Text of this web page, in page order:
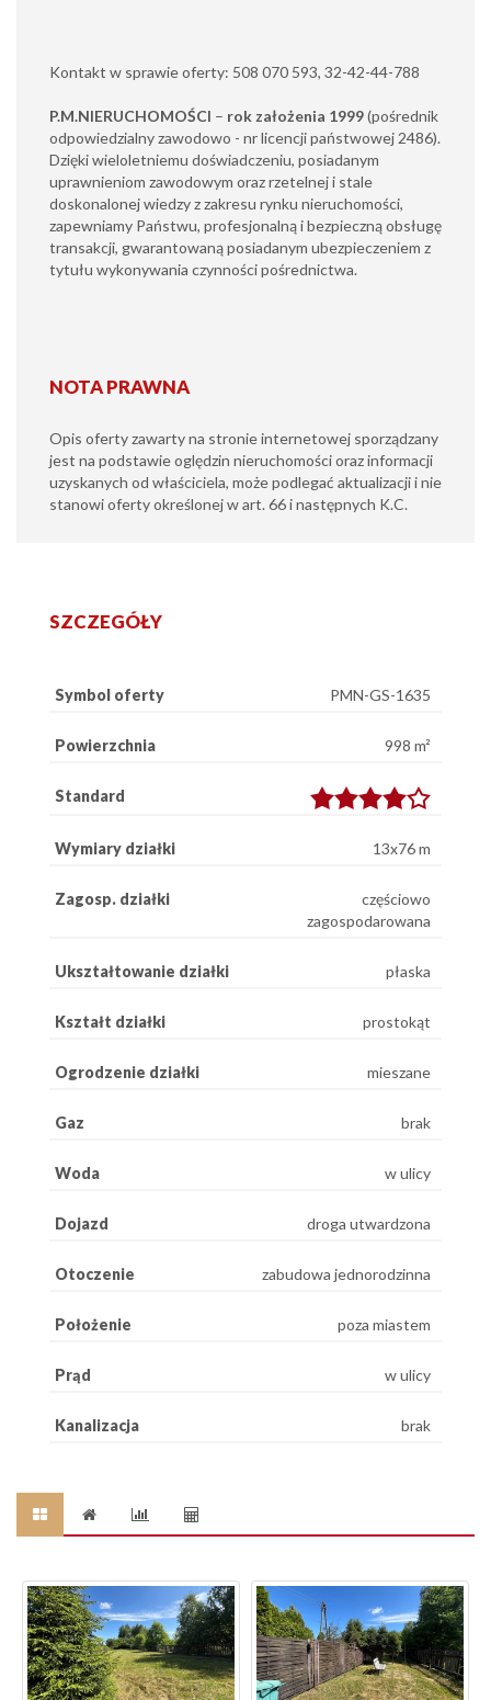
Kontakt w sprawie oferty: 508 070 593, 32-42-44-788
P.M.NIERUCHOMOŚCI – rok założenia 1999(pośrednik
odpowiedzialny zawodowo - nr licencji państwowej 2486).
Dzięki wieloletniemu doświadczeniu, posiadanym
uprawnieniom zawodowym oraz rzetelnej i stale
doskonalonej wiedzy z zakresu rynku nieruchomości,
zapewniamy Państwu, profesjonalną i bezpieczną obsługę
transakcji, gwarantowaną posiadanym ubezpieczeniem z
tytułu wykonywania czynności pośrednictwa.
NOTA PRAWNA
Opis oferty zawarty na stronie internetowej sporządzany
jest na podstawie oględzin nieruchomości oraz informacji
uzyskanych od właściciela, może podlegać aktualizacji i nie
stanowi oferty określonej w art. 66 i następnych K.C.
SZCZEGÓŁY
Symbol oferty PMN-GS-1635
Powierzchnia 998 m²
Standard
Wymiary działki 13x76 m
Zagosp. działki
częściowo
zagospodarowana
Ukształtowanie działki płaska
Kształt działki prostokąt
Ogrodzenie działki mieszane
Gaz brak
Woda w ulicy
Dojazd droga utwardzona
Otoczenie zabudowa jednorodzinna
Położenie poza miastem
Prąd w ulicy
Kanalizacja brak